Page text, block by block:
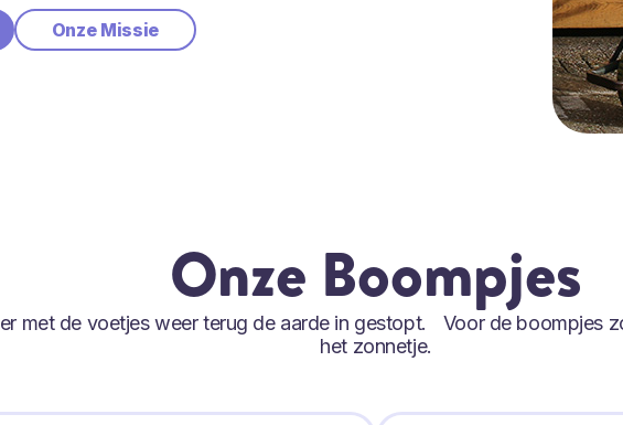
Onze Missie
Onze Boompjes
met de voetjes weer terug de aarde in gestopt. Voor de boompjes
het zonnetje.